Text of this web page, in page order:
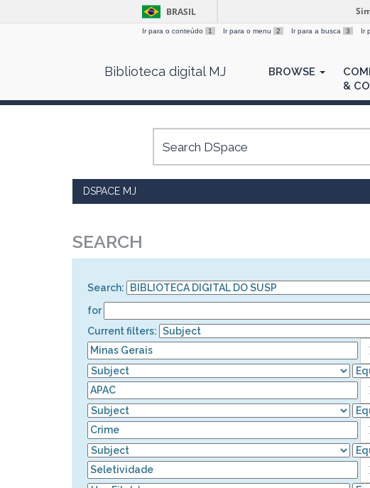
BRASIL
Ir para o conteúdo 1 Ir para o menu 2 Ir para a busca 3 Ir
Biblioteca digital MJ BROWSE
&
DSPACE MJ
SEARCH
Search:
for
Current filters: